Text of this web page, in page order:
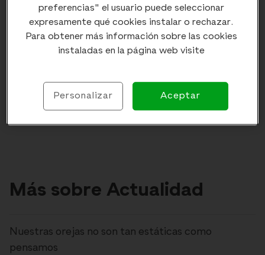
Más sobre Actualidad
Nuestras orejas no son tan estáticas como
pensamos
Comentarios ( 0) Ocultar comentarios
Enviar comentario
preferencias" el usuario puede seleccionar
expresamente qué cookies instalar o rechazar.
Para obtener más información sobre las cookies
instaladas en la página web visite
Personalizar Aceptar